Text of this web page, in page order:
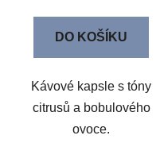
DO KOŠÍKU
Kávové kapsle s tóny
citrusů a bobulového
ovoce.